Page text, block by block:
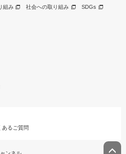
組み 社会への取り組み SDGs
あるご質問